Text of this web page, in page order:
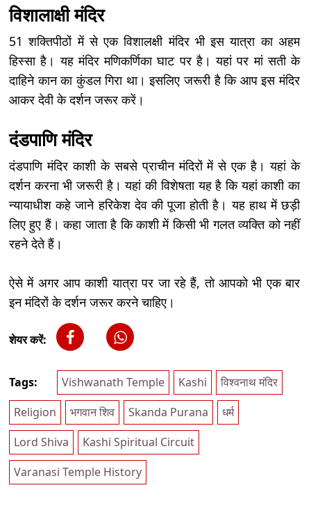
विशालाक्षी मंदिर
51 शक्तिपीठों में से एक विशालक्षी मंदिर भी इस यात्रा का अहम
हिस्सा है। यह मंदिर मणिकर्णिका घाट पर है। यहां पर मां सती के
दाहिने कान का कुंडल गिरा था। इसलिए जरूरी है कि आप इस मंदिर
आकर देवी के दर्शन जरूर करें।
दंडपाणि मंदिर
दंडपाणि मंदिर काशी के सबसे प्राचीन मंदिरों में से एक है। यहां के
दर्शन करना भी जरूरी है। यहां की विशेषता यह है कि यहां काशी का
न्यायाधीश कहे जाने हरिकेश देव की पूजा होती है। यह हाथ में छड़ी
लिए हुए हैं। कहा जाता है कि काशी में किसी भी गलत व्यक्ति को नहीं
रहने देते हैं।
ऐसे में अगर आप काशी यात्रा पर जा रहे हैं, तो आपको भी एक बार
इन मंदिरों के दर्शन जरूर करने चाहिए।
शेयर करें:
Tags: Vishwanath Temple Kashi
विश्वनाथ मंदिर
Religion
भगवान शिव Skanda Purana
धर्म
Lord Shiva
Kashi Spiritual Circuit
Varanasi Temple History